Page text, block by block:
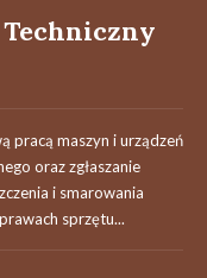
pracą maszyn i urządzeń
oraz zgłaszanie
i smarowania
sprzętu...